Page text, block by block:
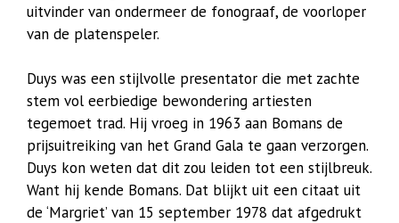
uitvinder van ondermeer de fonograaf, de voorloper
van de platenspeler.
Duys was een stijlvolle presentator die met zachte
stem vol eerbiedige bewondering artiesten
tegemoet trad. Hij vroeg in 1963 aan Bomans de
prijsuitreiking van het Grand Gala te gaan verzorgen.
Duys kon weten dat dit zou leiden tot een stijlbreuk.
Want hij kende Bomans. Dat blijkt uit een citaat uit
de ‘Margriet’ van 15 september 1978 dat afgedrukt